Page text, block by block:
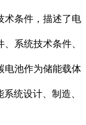
术条件，描述了电
系统技术条件、
电池作为储能载体
统设计、制造、